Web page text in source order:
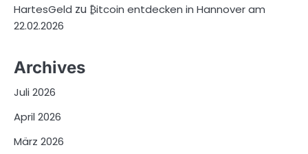
HartesGeld zu ₿itcoin entdecken in Hannover am
22.02.2026
Archives
Juli 2026
April 2026
März 2026